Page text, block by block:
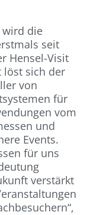
wird die
seit
Hensel-Visit
löst sich der
von
für
vom
und
Events.
für uns
verstärkt